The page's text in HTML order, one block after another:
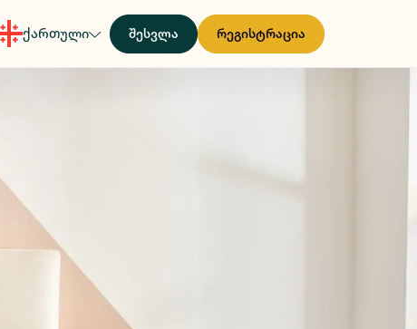
ქართული შესვლა რეგისტრაცია